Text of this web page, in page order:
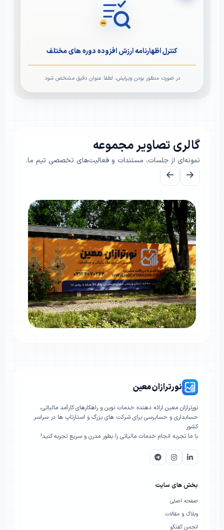
کنترل اظهارنامه ارزش افزوده دوره های مختلف
در صورت منظور بودن ویرایش، لطفا عنوان دقیق مشخص شود
گالری تصاویر مجموعه
نمونه‌ای از جلسات، مستندات و فعالیت‌های تخصصی تیم ما.
نورترازان معین
نورترازان معین ارائه دهنده خدمات نوین و راهکارهای کارآمد مالیاتی،
حسابداری و حسابرسی برای شرکت های بزرگ و استارتاپ ها در سراسر
کشور.
با ما تجربه انجام خدمات مالیاتی را بطور مدرن و سریع تجربه کنید!
بخش های سایت
صفحه اصلی
وبلاگ و مقالات
انجمن گفتگو